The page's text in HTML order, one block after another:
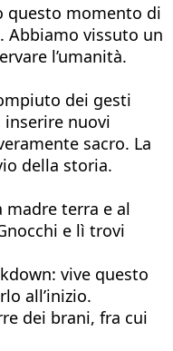
questo momento di
Abbiamo vissuto un
l’umanità.
dei gesti
inserire nuovi
sacro. La
della storia.
madre terra e al
e lì trovi
vive questo
all’inizio.
dei brani, fra cui